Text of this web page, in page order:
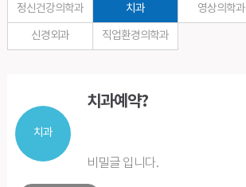
정신건강의학과 치과 영상의학과
신경외과 직업환경의학과
치과
치과예약?
비밀글 입니다.